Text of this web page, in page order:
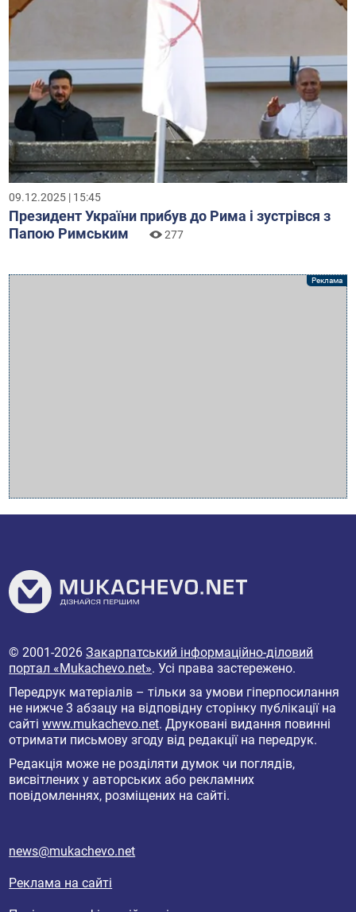
09.12.2025 | 15:45
Президент України прибув до Рима і зустрівся з
Папою Римським
277
© 2001-2026Закарпатський інформаційно-діловий
портал «Mukachevo.net». Усі права застережено.
Передрук матеріалів – тільки за умови гіперпосилання
не нижче 3 абзацу на відповідну сторінку публікації на
сайтіwww.mukachevo.net. Друковані видання повинні
отримати письмову згоду від редакції на передрук.
Редакція може не розділяти думок чи поглядів,
висвітлених у авторських або рекламних
повідомленнях, розміщених на сайті.
news@mukachevo.net
Реклама на сайті